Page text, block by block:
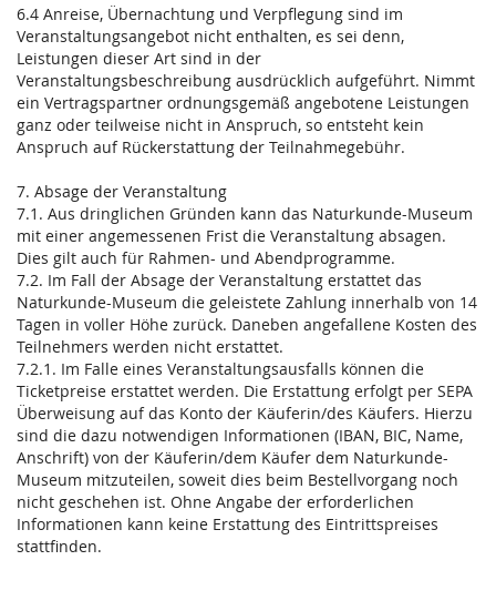
6.4 Anreise, Übernachtung und Verpflegung sind im
Veranstaltungsangebot nicht enthalten, es sei denn,
Leistungen dieser Art sind in der
Veranstaltungsbeschreibung ausdrücklich aufgeführt. Nimmt
ein Vertragspartner ordnungsgemäß angebotene Leistungen
ganz oder teilweise nicht in Anspruch, so entsteht kein
Anspruch auf Rückerstattung der Teilnahmegebühr.
7. Absage der Veranstaltung
7.1. Aus dringlichen Gründen kann das Naturkunde-Museum
mit einer angemessenen Frist die Veranstaltung absagen.
Dies gilt auch für Rahmen- und Abendprogramme.
7.2. Im Fall der Absage der Veranstaltung erstattet das
Naturkunde-Museum die geleistete Zahlung innerhalb von 14
Tagen in voller Höhe zurück. Daneben angefallene Kosten des
Teilnehmers werden nicht erstattet.
7.2.1. Im Falle eines Veranstaltungsausfalls können die
Ticketpreise erstattet werden. Die Erstattung erfolgt per SEPA
Überweisung auf das Konto der Käuferin/des Käufers. Hierzu
sind die dazu notwendigen Informationen (IBAN, BIC, Name,
Anschrift) von der Käuferin/dem Käufer dem Naturkunde-
Museum mitzuteilen, soweit dies beim Bestellvorgang noch
nicht geschehen ist. Ohne Angabe der erforderlichen
Informationen kann keine Erstattung des Eintrittspreises
stattfinden.